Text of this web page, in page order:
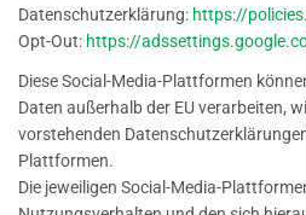
Datenschutzerklärung: https://
Opt-Out: https://
Diese Social-Media-Plattformen
Daten außerhalb der EU verarbeiten,
vorstehenden
Plattformen.
Die jeweiligen Social-Media-